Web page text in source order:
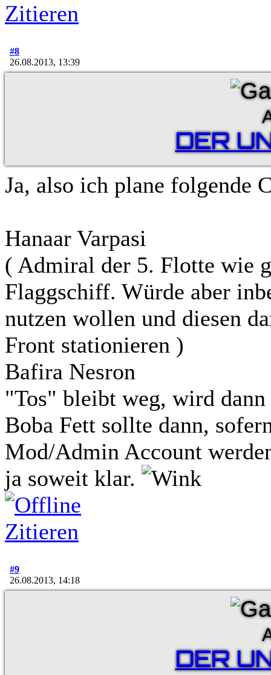
Zitieren
#8
26.08.2013, 13:39
DER
Ja, also ich plane folgende
Hanaar Varpasi
( Admiral der 5. Flotte wie
Flaggschiff. Würde aber
nutzen wollen und diesen
Front stationieren )
Bafira Nesron
"Tos" bleibt weg, wird
Boba Fett sollte dann,
Mod/Admin Account
ja soweit klar.
Zitieren
#9
26.08.2013, 14:18
DER